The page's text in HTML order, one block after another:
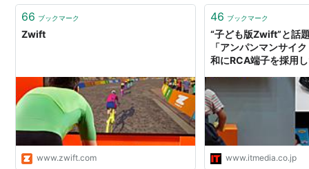
うかなどうかな。妻も心配して部屋を覗きに…
66 ブックマーク
Zwift
www.zwift.com
46 ブックマーク
“子ども版Zwift”と話
「アンパンマンサイ
和にRCA端子を採用
www.itmedia.co.jp